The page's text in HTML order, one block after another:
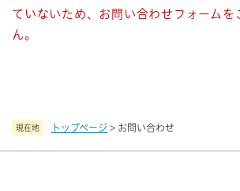
現在地 トップページ > お問い合わせ
ていないため、お問い合わせフォームを
ん。